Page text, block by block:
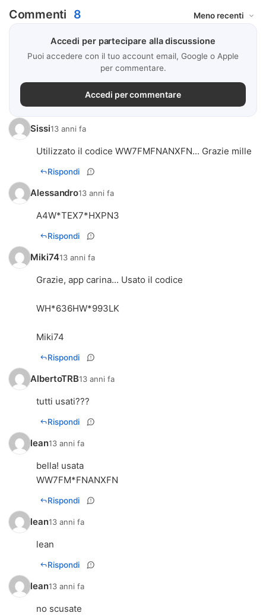
Commenti 8
Accedi per partecipare alla discussione
Puoi accedere con il tuo account email, Google o Apple
per commentare.
Accedi per commentare
Sissi13 anni fa
Utilizzato il codice WW7FMFNANXFN... Grazie mille
Rispondi
Alessandro13 anni fa
A4W*TEX7*HXPN3
Rispondi
Miki7413 anni fa
Grazie, app carina... Usato il codice
WH*636HW*993LK
Miki74
Rispondi
AlbertoTRB13 anni fa
tutti usati???
Rispondi
lean13 anni fa
bella! usata
WW7FM*FNANXFN
Rispondi
lean13 anni fa
lean
Rispondi
lean13 anni fa
no scusate